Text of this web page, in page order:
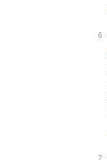
6
7